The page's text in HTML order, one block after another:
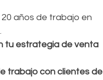
tu estrategia de venta
trabajo con clientes de